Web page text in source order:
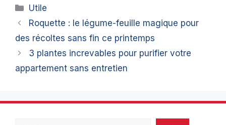
Catégories
Utile
Roquette : le légume-feuille magique pour
des récoltes sans fin ce printemps
3 plantes increvables pour purifier votre
appartement sans entretien